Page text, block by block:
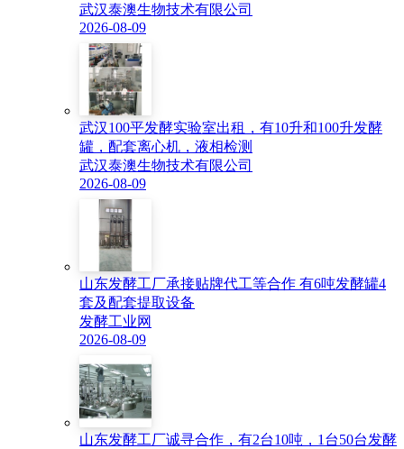
武汉泰澳生物技术有限公司
2026-08-09
武汉100平发酵实验室出租，有10升和100升发酵
罐，配套离心机，液相检测
武汉泰澳生物技术有限公司
2026-08-09
山东发酵工厂承接贴牌代工等合作 有6吨发酵罐4
套及配套提取设备
发酵工业网
2026-08-09
山东发酵工厂诚寻合作，有2台10吨，1台50台发酵